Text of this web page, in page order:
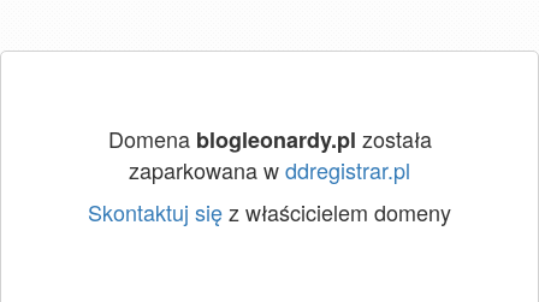
Domena blogleonardy.pl została
zaparkowana wddregistrar.pl
Skontaktuj sięz właścicielem domeny